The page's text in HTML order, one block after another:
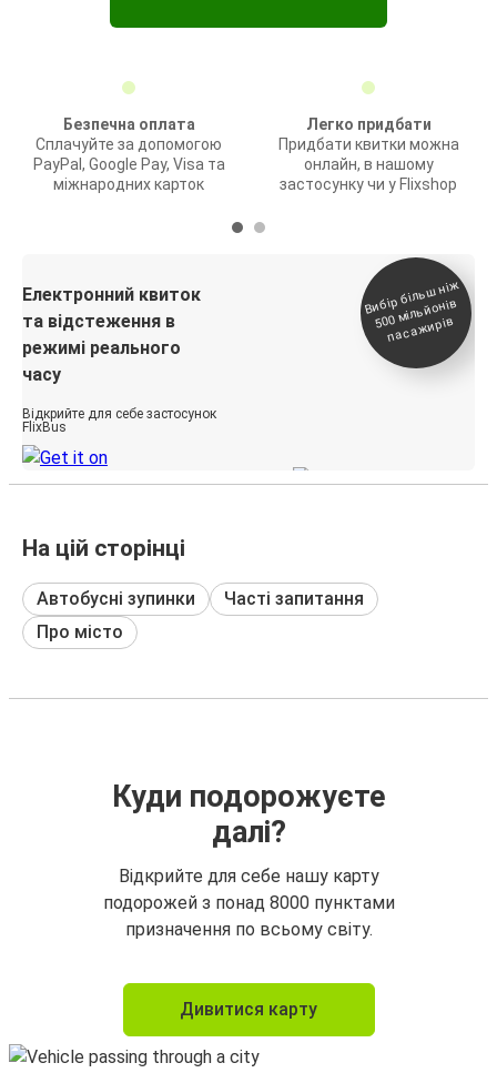
Безпечна оплата
Сплачуйте за допомогою
PayPal, Google Pay, Visa та
міжнародних карток
Легко придбати
Придбати квитки можна
онлайн, в нашому
застосунку чи у Flixshop
Електронний квиток
та відстеження в
режимі реального
часу
Відкрийте для себе застосунок
FlixBus
Вибір біль
ш ні
ж
500
мільйонів
паса
жирів
На цій сторінці
Автобусні зупинки
Часті запитання
Про місто
Куди подорожуєте
далі?
Відкрийте для себе нашу карту
подорожей з понад 8000 пунктами
призначення по всьому світу.
Дивитися карту